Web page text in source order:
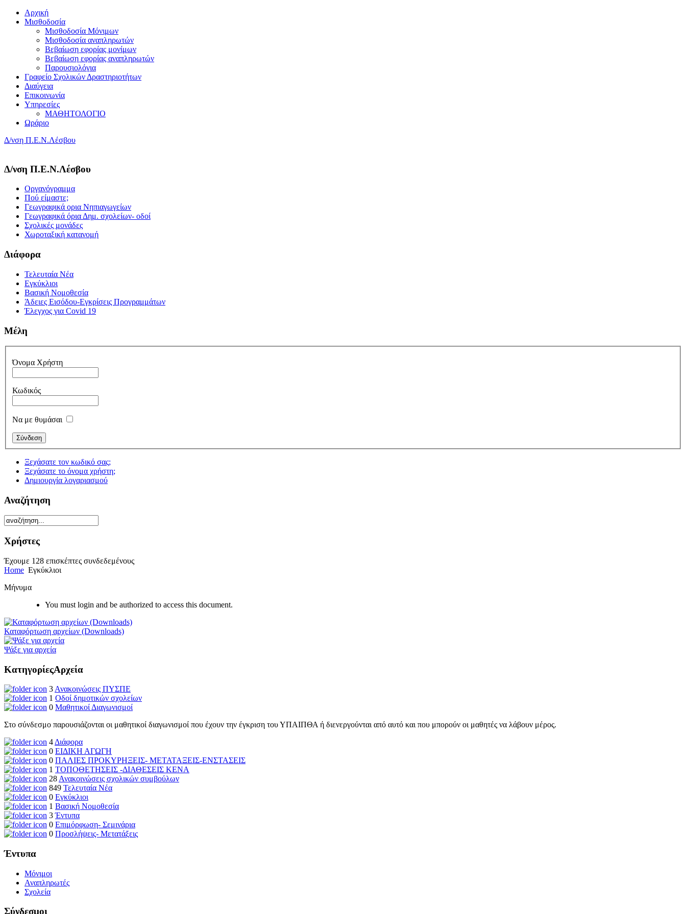
Αρχική
Μισθοδοσία
Μισθοδοσία Μόνιμων
Μισθοδοσία αναπληρωτών
Βεβαίωση εφορίας μονίμων
Βεβαίωση εφορίας αναπληρωτών
Παρουσιολόγια
Γραφείο Σχολικών Δραστηριοτήτων
Διαύγεια
Επικοινωνία
Υπηρεσίες
ΜΑΘΗΤΟΛΟΓΙΟ
Ωράριο
Δ/νση Π.Ε.Ν.Λέσβου
Δ/νση Π.Ε.Ν.Λέσβου
Οργανόγραμμα
Πού είμαστε;
Γεωγραφικά ορια Νηπιαγωγείων
Γεωγραφικά όρια Δημ. σχολείων- οδοί
Σχολικές μονάδες
Χωροταξική κατανομή
Διάφορα
Τελευταία Νέα
Εγκύκλιοι
Βασική Νομοθεσία
Άδειες Εισόδου-Εγκρίσεις Προγραμμάτων
Έλεγχος για Covid 19
Μέλη
Όνομα Χρήστη
Κωδικός
Να με θυμάσαι
Ξεχάσατε τον κωδικό σας;
Ξεχάσατε το όνομα χρήστη;
Δημιουργία λογαριασμού
Αναζήτηση
Χρήστες
Έχουμε 128 επισκέπτες συνδεδεμένους
Home Εγκύκλιοι
Μήνυμα
You must login and be authorized to access this document.
Καταφόρτωση αρχείων (Downloads)
Ψάξε για αρχεία
ΚατηγορίεςΑρχεία
3 Ανακοινώσεις ΠΥΣΠΕ
1 Οδοί δημοτικών σχολείων
0 Μαθητικοί Διαγωνισμοί
Στο σύνδεσμο παρουσιάζονται οι μαθητικοί διαγωνισμοί που έχουν την έγκριση του ΥΠΑΙΠΘΑ ή διενεργούνται από αυτό και που μπορούν οι μαθητές να λάβουν μέρος.
4 Διάφορα
0 ΕΙΔΙΚΗ ΑΓΩΓΗ
0 ΠΑΛΙΕΣ ΠΡΟΚΥΡΗΞΕΙΣ- ΜΕΤΑΤΑΞΕΙΣ-ΕΝΣΤΑΣΕΙΣ
1 ΤΟΠΟΘΕΤΗΣΕΙΣ -ΔΙΑΘΕΣΕΙΣ ΚΕΝΑ
28 Ανακοινώσεις σχολικών συμβούλων
849 Τελευταία Νέα
0 Εγκύκλιοι
1 Βασική Νομοθεσία
3 Έντυπα
0 Επιμόρφωση- Σεμινάρια
0 Προσλήψεις- Μετατάξεις
Έντυπα
Μόνιμοι
Αναπληρωτές
Σχολεία
Σύνδεσμοι